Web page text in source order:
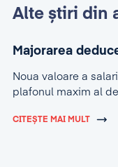
Alte știri din
Majorarea
Noua valoare a
plafonul maxim al
CITEȘTE MAI MULT